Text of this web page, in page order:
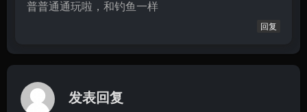
普普通通玩啦，和钓鱼一样
回复
发表回复